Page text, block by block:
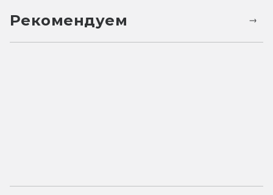
Рекомендуем